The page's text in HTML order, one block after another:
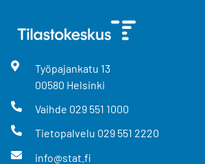
Työpajankatu 13
00580 Helsinki
Vaihde 029 551 1000
Tietopalvelu 029 551 2220
info@stat.fi